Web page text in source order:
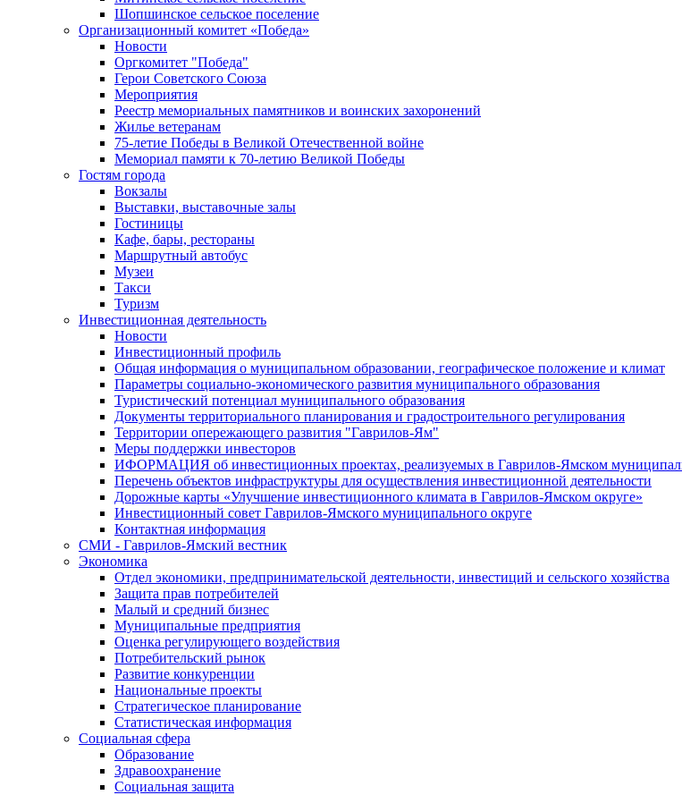
Шопшинское сельское поселение
Организационный комитет «Победа»
Новости
Оргкомитет "Победа"
Герои Советского Союза
Мероприятия
Реестр мемориальных памятников и воинских захоронений
Жилье ветеранам
75-летие Победы в Великой Отечественной войне
Мемориал памяти к 70-летию Великой Победы
Гостям города
Вокзалы
Выставки, выставочные залы
Гостиницы
Кафе, бары, рестораны
Маршрутный автобус
Музеи
Такси
Туризм
Инвестиционная деятельность
Новости
Инвестиционный профиль
Общая информация о муниципальном образовании, географическое положение и климат
Параметры социально-экономического развития муниципального образования
Туристический потенциал муниципального образования
Документы территориального планирования и градостроительного регулирования
Территории опережающего развития "Гаврилов-Ям"
Меры поддержки инвесторов
ИФОРМАЦИЯ об инвестиционных проектах, реализуемых в Гаврилов-Ямском
Перечень объектов инфраструктуры для осуществления инвестиционной деятельности
Дорожные карты «Улучшение инвестиционного климата в Гаврилов-Ямском округе»
Инвестиционный совет Гаврилов-Ямского муниципального округе
Контактная информация
СМИ - Гаврилов-Ямский вестник
Экономика
Отдел экономики, предпринимательской деятельности, инвестиций и сельского хозяйства
Защита прав потребителей
Малый и средний бизнес
Муниципальные предприятия
Оценка регулирующего воздействия
Потребительский рынок
Развитие конкуренции
Национальные проекты
Стратегическое планирование
Статистическая информация
Социальная сфера
Образование
Здравоохранение
Социальная защита